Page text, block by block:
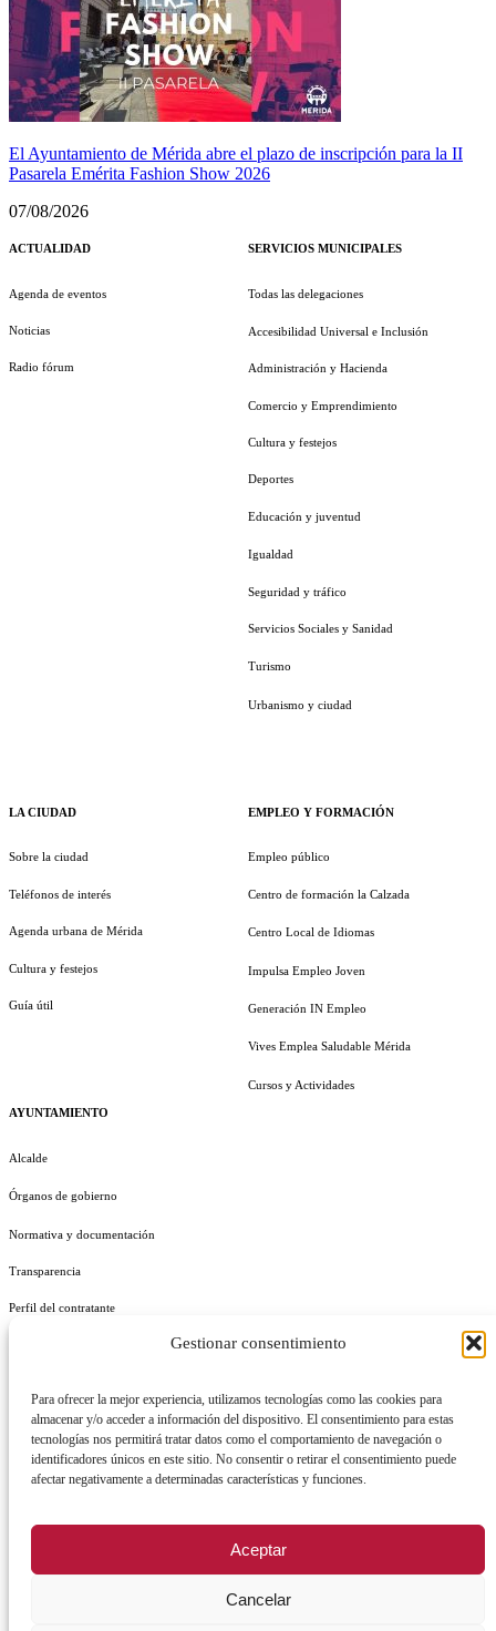
Gestionar consentimiento
Para ofrecer la mejor experiencia, utilizamos tecnologías como las cookies para
almacenar y/o acceder a información del dispositivo. El consentimiento para estas
tecnologías nos permitirá tratar datos como el comportamiento de navegación o
identificadores únicos en este sitio. No consentir o retirar el consentimiento puede
afectar negativamente a determinadas características y funciones.
Aceptar
Cancelar
El Ayuntamiento de Mérida abre el plazo de inscripción para la II
Pasarela Emérita Fashion Show 2026
07/08/2026
ACTUALIDAD
Agenda de eventos
Noticias
Radio fórum
LA CIUDAD
Sobre la ciudad
Teléfonos de interés
Agenda urbana de Mérida
Cultura y festejos
Guía útil
AYUNTAMIENTO
Alcalde
Órganos de gobierno
Normativa y documentación
Transparencia
Perfil del contratante
SERVICIOS MUNICIPALES
Todas las delegaciones
Accesibilidad Universal e Inclusión
Administración y Hacienda
Comercio y Emprendimiento
Cultura y festejos
Deportes
Educación y juventud
Igualdad
Seguridad y tráfico
Servicios Sociales y Sanidad
Turismo
Urbanismo y ciudad
EMPLEO Y FORMACIÓN
Empleo público
Centro de formación la Calzada
Centro Local de Idiomas
Impulsa Empleo Joven
Generación IN Empleo
Vives Emplea Saludable Mérida
Cursos y Actividades
REGISTRO DE ACTIVIDADES DE TRATAMIENTO